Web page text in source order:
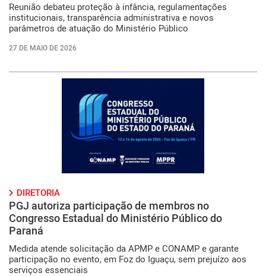
Reunião debateu proteção à infância, regulamentações
institucionais, transparência administrativa e novos
parâmetros de atuação do Ministério Público
27 DE MAIO DE 2026
DIRETORIA
PGJ autoriza participação de membros no
Congresso Estadual do Ministério Público do
Paraná
Medida atende solicitação da APMP e CONAMP e garante
participação no evento, em Foz do Iguaçu, sem prejuízo aos
serviços essenciais